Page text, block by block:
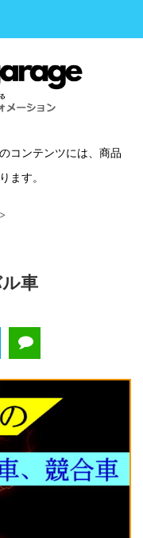
コンテンツには、商品
ます。
>
車